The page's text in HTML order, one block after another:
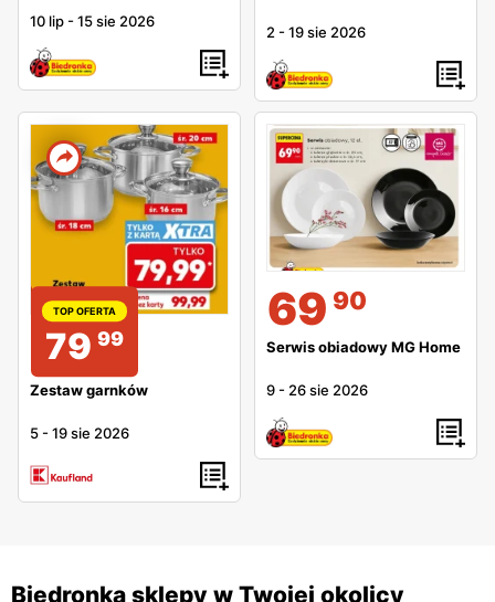
10 lip -15 sie 2026
2 -19 sie 2026
TOP OFERTA
79 99
Zestaw garnków
5 -19 sie 2026
69 90
Serwis obiadowy MG Home
9 - 26 sie 2026
Biedronka sklepy w Twojej okolicy